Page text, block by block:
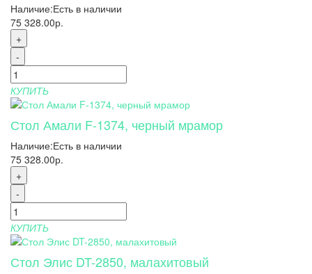
Наличие:Есть в наличии
75 328.00р.
+
-
КУПИТЬ
Стол Амали F-1374, черный мрамор
Наличие:Есть в наличии
75 328.00р.
+
-
КУПИТЬ
Стол Элис DT-2850, малахитовый